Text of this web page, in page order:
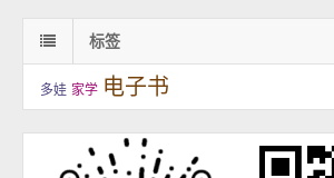
标签
多娃 家学 电子书